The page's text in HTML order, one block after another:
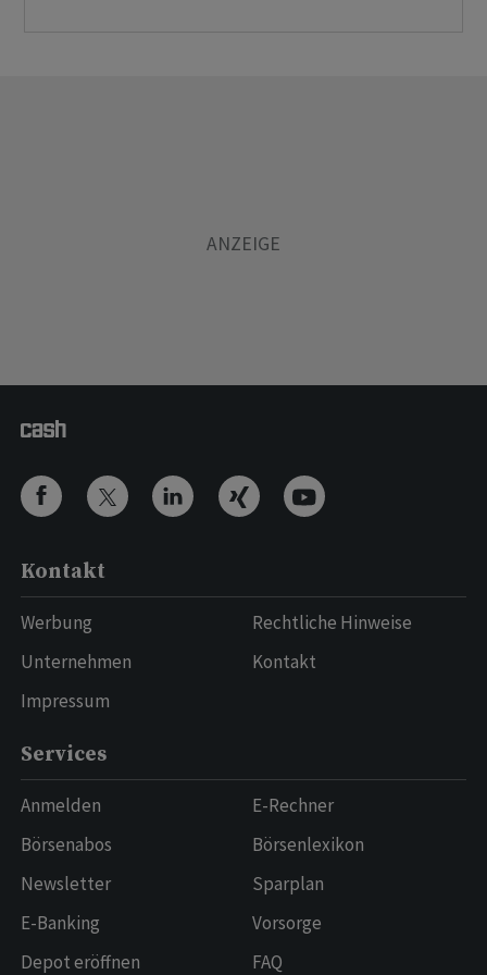
Kontakt
Werbung
Unternehmen
Impressum
Rechtliche Hinweise
Kontakt
Services
Anmelden
Börsenabos
Newsletter
E-Banking
Depot eröffnen
E-Rechner
Börsenlexikon
Sparplan
Vorsorge
FAQ